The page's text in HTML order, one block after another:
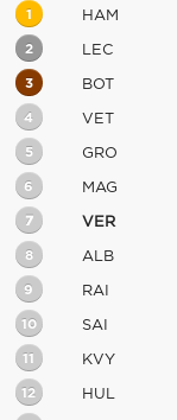
1 HAM
2 LEC
3 BOT
4 VET
5 GRO
6 MAG
7 VER
8 ALB
9 RAI
10 SAI
11 KVY
12 HUL